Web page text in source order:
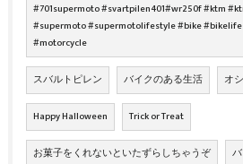
#701supermoto #svartpilen401#wr250f #ktm
#supermoto #supermotolifestyle #bike
#motorcycle
スバルトピレン バイクのある生活 オ
Happy Halloween Trick or Treat
お菓子をくれないといたずらしちゃうぞ